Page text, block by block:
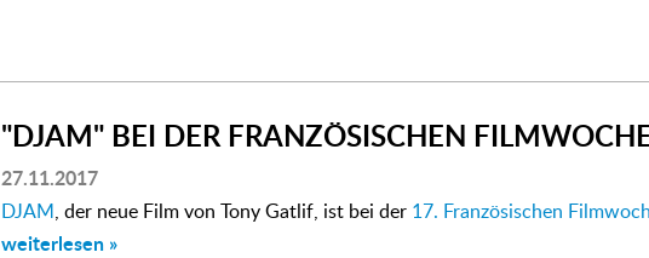
"DJAM" BEI DER FRANZÖSISCHEN
27.11.2017
DJAM, der neue Film von Tony Gatlif, ist bei der 17. Französischen
weiterlesen »